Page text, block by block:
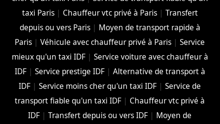
taxi Paris| Chauffeur vtc privé à Paris| Transfert
depuis ou vers Paris| Moyen de transport rapide à
Paris |Véhicule avec chauffeur privé à Paris |Service
mieux qu'un taxi IDF| Service voiture avec chauffeur à
IDF| Service prestige IDF| Alternative de transport à
IDF |Service moins cher qu'un taxi IDF |Service de
transport fiable qu'un taxi IDF | Chauffeur vtc privé à
IDF |Transfert depuis ou vers IDF | Moyen de